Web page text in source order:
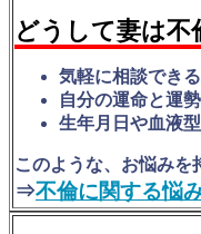
どうして妻は
気軽に相談でき
自分の運命と運
生年月日や血液
このような、お悩みを
⇒不倫に関する悩